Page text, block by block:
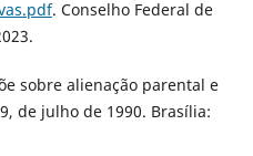
. Conselho Federal de
sobre alienação parental e
de julho de 1990. Brasília: